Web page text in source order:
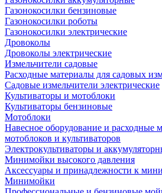
Газонокосилки бензиновые
Газонокосилки роботы
Газонокосилки электрические
Дровоколы
Дровоколы электрические
Измельчители садовые
Расходные материалы для садовых
Садовые измельчители электрические
Культиваторы и мотоблоки
Культиваторы бензиновые
Мотоблоки
Навесное оборудование и расходные
мотоблоков и культиваторов
Электрокультиваторы и
Минимойки высокого давления
Аксессуары и принадлежности к
Минимойки